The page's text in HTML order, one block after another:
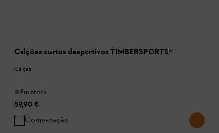
Calções curtos desportivos TIMBERSPORTS®
Calças
Em stock
59,90 €
Comparação